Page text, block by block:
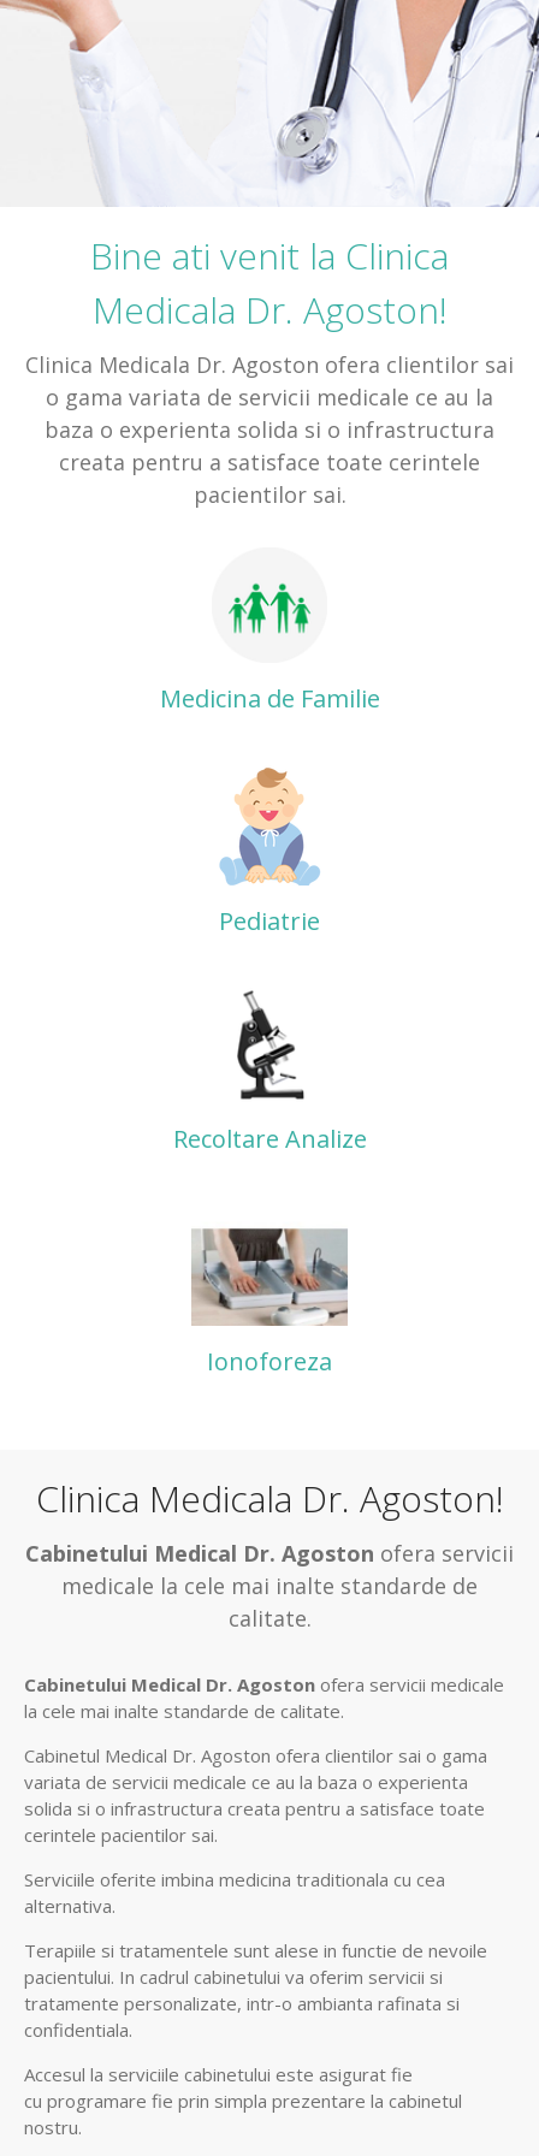
Programari Online
Contact
Bine ati venit la Clinica
Medicala Dr. Agoston!
Clinica Medicala Dr. Agoston ofera clientilor sai
o gama variata de servicii medicale ce au la
baza o experienta solida si o infrastructura
creata pentru a satisface toate cerintele
pacientilor sai.
Medicina de Familie
Pediatrie
Recoltare Analize
Ionoforeza
Clinica Medicala Dr. Agoston!
Cabinetului Medical Dr. Agoston ofera servicii
medicale la cele mai inalte standarde de
calitate.
Cabinetului Medical Dr. Agoston ofera servicii medicale
la cele mai inalte standarde de calitate.
Cabinetul Medical Dr. Agoston ofera clientilor sai o gama
variata de servicii medicale ce au la baza o experienta
solida si o infrastructura creata pentru a satisface toate
cerintele pacientilor sai.
Serviciile oferite imbina medicina traditionala cu cea
alternativa.
Terapiile si tratamentele sunt alese in functie de nevoile
pacientului. In cadrul cabinetului va oferim servicii si
tratamente personalizate, intr-o ambianta rafinata si
confidentiala.
Accesul la serviciile cabinetului este asigurat fie
cu programare fie prin simpla prezentare la cabinetul
nostru.